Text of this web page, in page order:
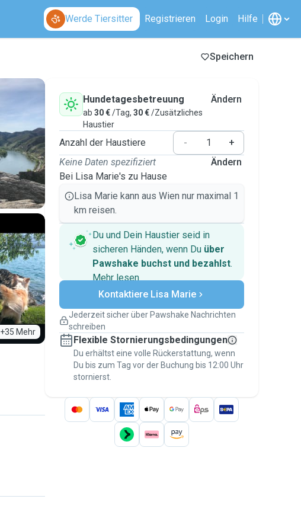
Werde Tiersitter Registrieren Login Hilfe
Speichern
+35 Mehr
Hundetagesbetreuung
ab 30 €/Tag, 30 €/Zusätzliches
Haustier
Ändern
Anzahl der Haustiere -
+
Keine Daten spezifiziert
Bei Lisa Marie's zu Hause
Ändern
Lisa Marie kann aus Wien nur maximal 1
km reisen.
Du und Dein Haustier seid in
sicheren Händen, wenn Du über
Pawshake buchst und bezahlst.
Mehr lesenSichere Zahlungen
Unterstützung, falls sich Deine
Versicherte Buchungen
Erledige alles über Pawshake – von der
ersten Nachricht bis zur Bezahlung –, um
über die Pawshake-Garantieabgesichert zu
sein
Kontaktiere Lisa Marie
Jederzeit sicher über Pawshake Nachrichten
schreiben
Flexible Stornierungsbedingungen
Du erhältst eine volle Rückerstattung, wenn
Du bis zum Tag vor der Buchung bis 12:00 Uhr
stornierst.